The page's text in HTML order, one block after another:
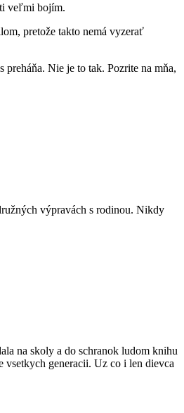
veľmi bojím.
pretože takto nemá vyzerať
Nie je to tak. Pozrite na mňa,
výpravách s rodinou. Nikdy
na skoly a do schranok ludom knihu
vsetkych generacii. Uz co i len dievca